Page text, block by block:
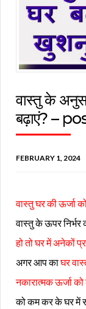
वास्तु के
बढ़ाएं? –
FEBRUARY 1, 2024
वास्तु घर की ऊर्जा
वास्तु के ऊपर निर्भर
हो तो घर में अनेकों
अगर आप काघर
नकारात्मक ऊर्जा
को कम कर के घर में